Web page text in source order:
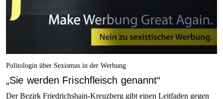
Politologin über Sexismus in der Werbung
„Sie werden Frischfleisch genannt“
Der Bezirk Friedrichshain-Kreuzberg gibt einen Leitfaden gegen